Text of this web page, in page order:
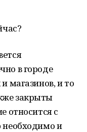
в городе
магазинов, и то
закрыты
относится с
необходимо и